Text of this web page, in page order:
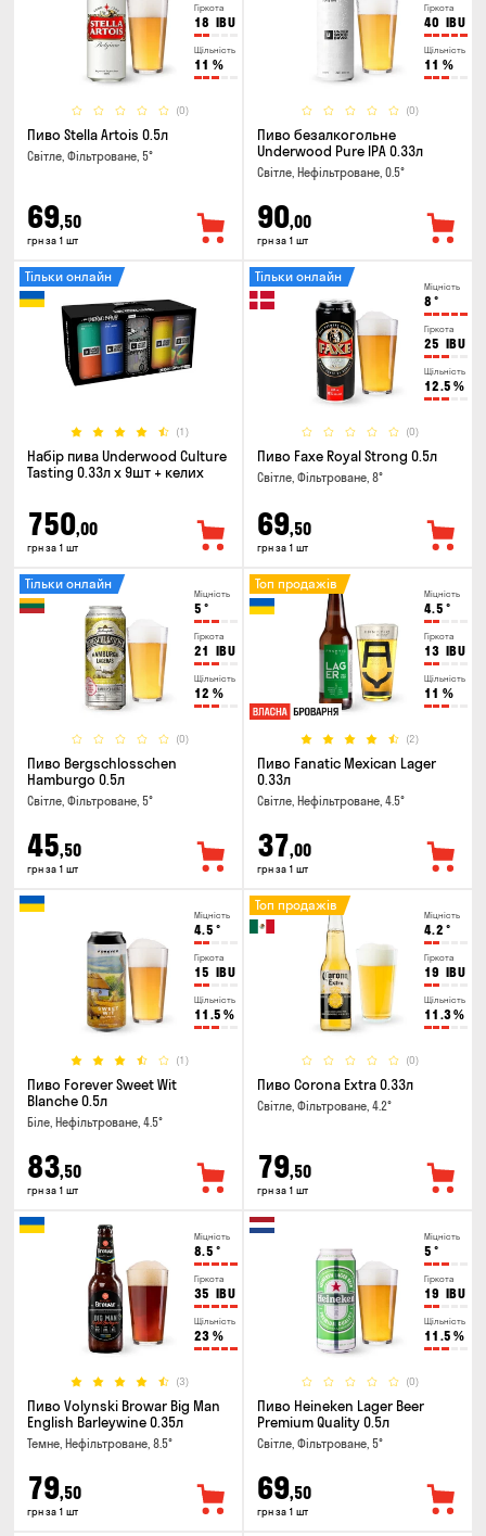
Гіркота
18 IBU
Щільність
11 %
(0)
Пиво Stella Artois 0.5л
Світле, Фільтроване, 5°
69,50
грн за 1 шт
Гіркота
40 IBU
Щільність
11 %
(0)
Пиво безалкогольне
Underwood Pure IPA 0.33л
Світле, Нефільтроване, 0.5°
90,00
грн за 1 шт
(1)
Тільки онлайн
Набір пива Underwood Culture
Tasting 0.33л x 9шт + келих
750,00
грн за 1 шт
Міцність
8 °
Гіркота
25 IBU
Щільність
12.5 %
(0)
Тільки онлайн
Пиво Faxe Royal Strong 0.5л
Світле, Фільтроване, 8°
69,50
грн за 1 шт
Міцність
5 °
Гіркота
21 IBU
Щільність
12 %
(0)
Тільки онлайн
Пиво Bergschlosschen
Hamburgo 0.5л
Світле, Фільтроване, 5°
45,50
грн за 1 шт
Міцність
4.5 °
Гіркота
13 IBU
Щільність
11 %
(2)
Топ продажів
Пиво Fanatic Mexican Lager
0.33л
Світле, Нефільтроване, 4.5°
37,00
грн за 1 шт
Міцність
4.5 °
Гіркота
15 IBU
Щільність
11.5 %
(1)
Пиво Forever Sweet Wit
Blanche 0.5л
Біле, Нефільтроване, 4.5°
83,50
грн за 1 шт
Міцність
4.2 °
Гіркота
19 IBU
Щільність
11.3%
(0)
Топ продажів
Пиво Corona Extra 0.33л
Світле, Фільтроване, 4.2°
79,50
грн за 1 шт
Міцність
8.5 °
Гіркота
35 IBU
Щільність
23 %
(3)
Пиво Volynski Browar Big Man
English Barleywine 0.35л
Темне, Нефільтроване, 8.5°
79,50
грн за 1 шт
Міцність
5 °
Гіркота
19 IBU
Щільність
11.5 %
(0)
Пиво Heineken Lager Beer
Premium Quality 0.5л
Світле, Фільтроване, 5°
69,50
грн за 1 шт